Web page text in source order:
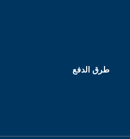
طرق الدفع